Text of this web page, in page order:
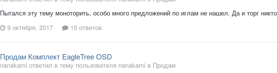
Пытался эту тему моноторить, особо много предложений по иглам не нашел. Да и торг
9 октября, 2017
15 ответов
Продам Комплект EagleTree OSD
nanakami ответил в тему пользователя nanakami в Продам